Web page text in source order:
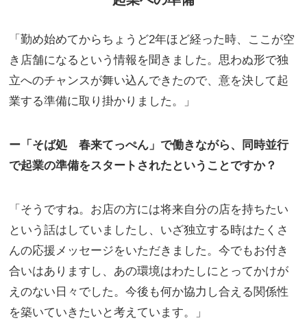
「勤め始めてからちょうど2年ほど経った時、ここが空
き店舗になるという情報を聞きました。思わぬ形で独
立へのチャンスが舞い込んできたので、意を決して起
業する準備に取り掛かりました。」
ー「そば処 春来てっぺん」で働きながら、同時並行
で起業の準備をスタートされたということですか？
「そうですね。お店の方には将来自分の店を持ちたい
という話はしていましたし、いざ独立する時はたくさ
んの応援メッセージをいただきました。今でもお付き
合いはありますし、あの環境はわたしにとってかけが
えのない日々でした。今後も何か協力し合える関係性
を築いていきたいと考えています。」